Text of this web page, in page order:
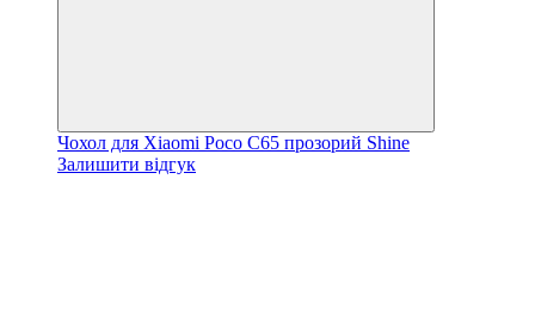
Чохол для Xiaomi Poco C65 прозорий Shine
Залишити відгук